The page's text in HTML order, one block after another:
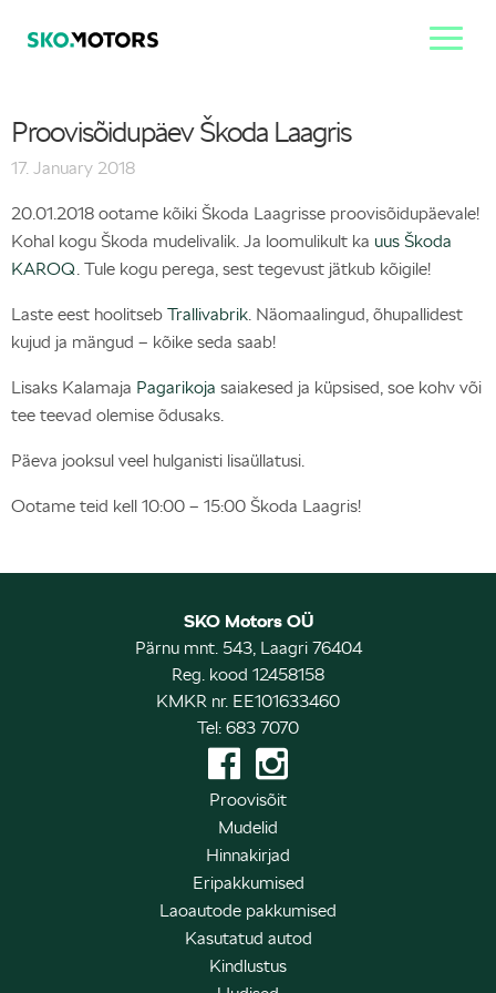
Proovisõidupäev Škoda Laagris
17. January 2018
20.01.2018 ootame kõiki Škoda Laagrisse proovisõidupäevale!
Kohal kogu Škoda mudelivalik. Ja loomulikult ka uus Škoda
KAROQ. Tule kogu perega, sest tegevust jätkub kõigile!
Laste eest hoolitseb Trallivabrik. Näomaalingud, õhupallidest
kujud ja mängud – kõike seda saab!
Lisaks Kalamaja Pagarikoja saiakesed ja küpsised, soe kohv või
tee teevad olemise õdusaks.
Päeva jooksul veel hulganisti lisaüllatusi.
Ootame teid kell 10:00 – 15:00 Škoda Laagris!
SKO Motors OÜ
Pärnu mnt. 543, Laagri 76404
Reg. kood 12458158
KMKR nr. EE101633460
Tel: 683 7070
Proovisõit
Mudelid
Hinnakirjad
Eripakkumised
Laoautode pakkumised
Kasutatud autod
Kindlustus